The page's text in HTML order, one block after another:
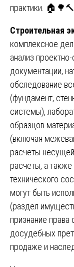
практики. 🏠🌳🔨
Строительная
комплексное
анализ
документации,
обследование
(фундамент,
системы),
образцов
(включая
расчеты
расчеты, а также
технического
могут быть
(раздел
признание
досудебных
продаже и